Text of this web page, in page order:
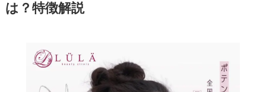
は？特徴解説